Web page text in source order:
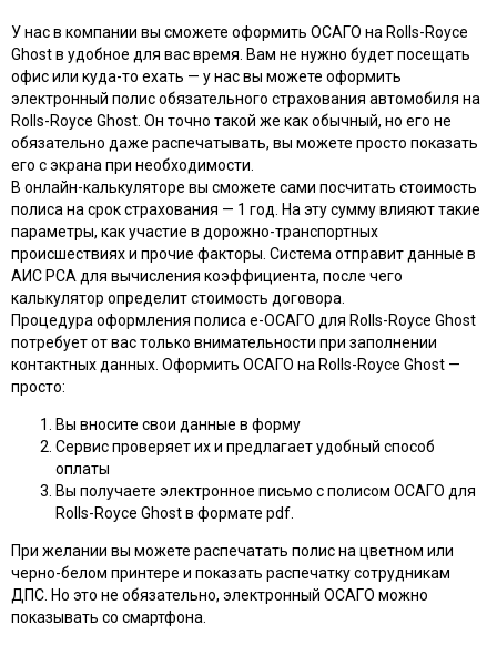
У нас в компании вы сможете оформить ОСАГО на Rolls-Royce
Ghost в удобное для вас время. Вам не нужно будет посещать
офис или куда-то ехать — у нас вы можете оформить
электронный полис обязательного страхования автомобиля на
Rolls-Royce Ghost. Он точно такой же как обычный, но его не
обязательно даже распечатывать, вы можете просто показать
его с экрана при необходимости.
В онлайн-калькуляторе вы сможете сами посчитать стоимость
полиса на срок страхования — 1 год. На эту сумму влияют такие
параметры, как участие в дорожно-транспортных
происшествиях и прочие факторы. Система отправит данные в
АИС РСА для вычисления коэффициента, после чего
калькулятор определит стоимость договора.
Процедура оформления полиса e-ОСАГО для Rolls-Royce Ghost
потребует от вас только внимательности при заполнении
контактных данных. Оформить ОСАГО на Rolls-Royce Ghost —
просто:
Вы вносите свои данные в форму
Сервис проверяет их и предлагает удобный способ
оплаты
Вы получаете электронное письмо с полисом ОСАГО для
Rolls-Royce Ghost в формате pdf.
При желании вы можете распечатать полис на цветном или
черно-белом принтере и показать распечатку сотрудникам
ДПС. Но это не обязательно, электронный ОСАГО можно
показывать со смартфона.